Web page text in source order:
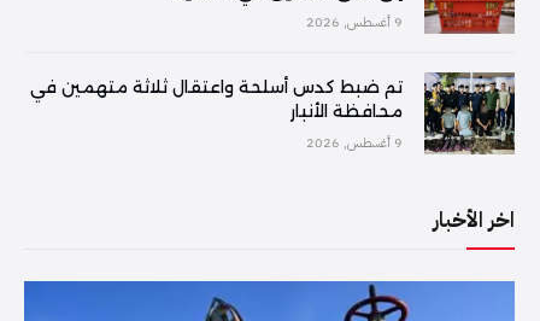
9 أغسطس, 2026
تم ضبط كدس أسلحة واعتقال ثلاثة متهمين في
محافظة الأنبار
9 أغسطس, 2026
اخر الأخبار